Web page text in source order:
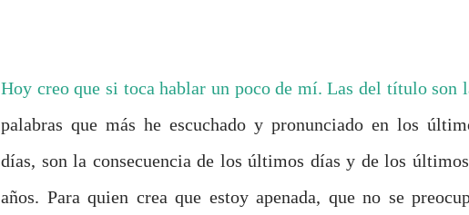
Hoy creo que si toca hablar un poco de mí. Las del título son
palabras que más he escuchado y pronunciado en los
días, son la consecuencia de los últimos días y de los
años. Para quien crea que estoy apenada, que no se